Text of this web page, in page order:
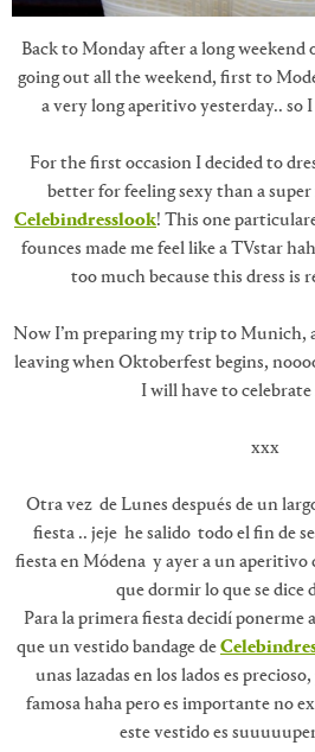
Back to Monday after a long weekend
going out all the weekend, first to
a very long aperitivo yesterday.. so
For the first occasion I decided to
better for feeling sexy than a
Celebindresslook! This one
founces made me feel like a TVstar
too much because this dress is
Now I’m preparing my trip to Munich,
leaving when Oktoberfest begins,
I will have to
xxx
Otra vez de Lunes después de un
fiesta .. jeje he salido todo el fin de
fiesta en Módena y ayer a un aperitivo
que dormir lo que se dice
Para la primera fiesta decidí ponerme
que un vestido bandage de
unas lazadas en los lados es
famosa haha pero es importante no
este vestido es